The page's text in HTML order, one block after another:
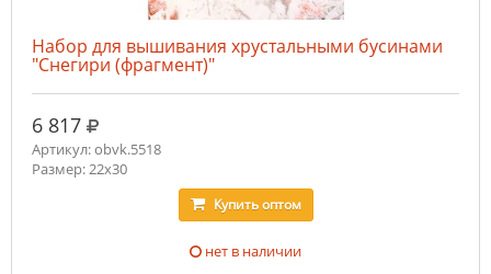
Набор для вышивания хрустальными бусинами
"Снегири (фрагмент)"
6 817 руб.
Артикул: obvk.5518
Размер: 22х30
Купитьоптом
нет в наличии